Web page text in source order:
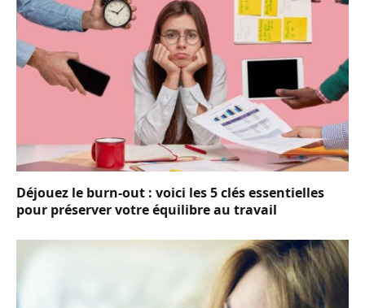
Déjouez le burn-out : voici les 5 clés essentielles
pour préserver votre équilibre au travail